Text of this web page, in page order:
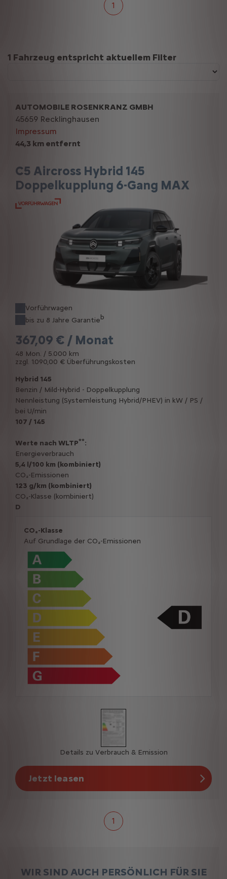
1
Suchergebnisse
1 Fahrzeug entspricht aktuellem Filter
44,3 km entfernt
C5 Aircross Hybrid 145
Doppelkupplung 6-Gang MAX
Vorführwagen
bis zu 8 Jahre Garantieb
367,09 € / Monat
48 Mon. / 5.000 km
zzgl. 1.090,00 € Überführungskosten
AUTOMOBILE ROSENKRANZ GMBH
45659 Recklinghausen
Impressum
Hybrid 145
Benzin / Mild-Hybrid - Doppelkupplung
Nennleistung (Systemleistung Hybrid/PHEV) in kW / PS /
bei U/min
107 / 145
Werte nach WLTP**:
Energieverbrauch
5,4 l/100 km (kombiniert)
CO₂-Emissionen
123 g/km (kombiniert)
CO₂-Klasse (kombiniert)
D
CO₂-Klasse
Auf Grundlage der CO₂-Emissionen
Details zu Verbrauch & Emission
Jetzt leasen
1
WIR SIND AUCH PERSÖNLICH FÜR SIE